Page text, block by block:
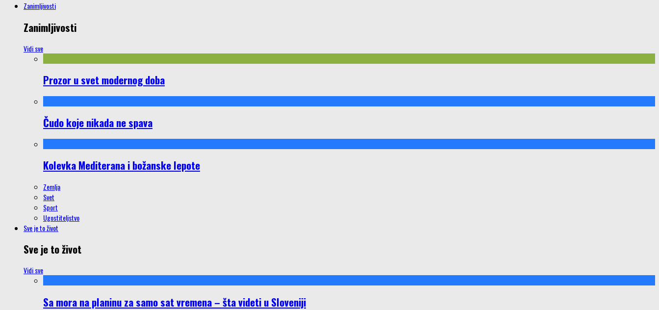
Zanimljivosti
Zanimljivosti
Vidi sve
Prozor u svet modernog doba
Čudo koje nikada ne spava
Kolevka Mediterana i božanske lepote
Zemlja
Svet
Sport
Ugostiteljstvo
Sve je to život
Sve je to život
Vidi sve
Sa mora na planinu za samo sat vremena – šta videti u Sloveniji